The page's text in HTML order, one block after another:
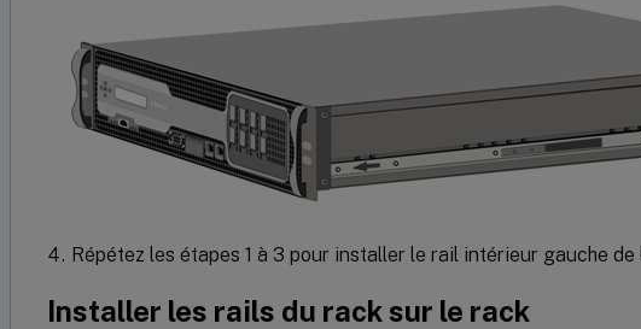
Répétez les étapes 1 à 3 pour installer le rail intérieur gauche de
Installer les rails du rack sur le rack